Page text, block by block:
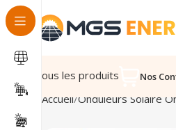
Tous les produits Nos
Accueil Onduleurs Solaire